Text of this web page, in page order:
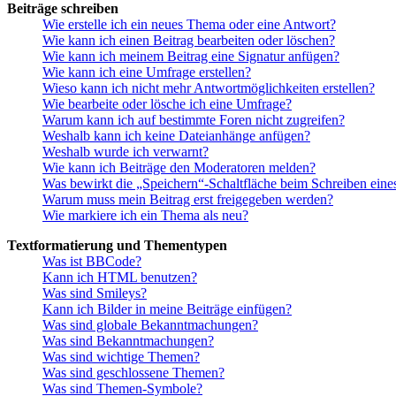
Beiträge schreiben
Wie erstelle ich ein neues Thema oder eine Antwort?
Wie kann ich einen Beitrag bearbeiten oder löschen?
Wie kann ich meinem Beitrag eine Signatur anfügen?
Wie kann ich eine Umfrage erstellen?
Wieso kann ich nicht mehr Antwortmöglichkeiten erstellen?
Wie bearbeite oder lösche ich eine Umfrage?
Warum kann ich auf bestimmte Foren nicht zugreifen?
Weshalb kann ich keine Dateianhänge anfügen?
Weshalb wurde ich verwarnt?
Wie kann ich Beiträge den Moderatoren melden?
Was bewirkt die „Speichern“-Schaltfläche beim Schreiben
Warum muss mein Beitrag erst freigegeben werden?
Wie markiere ich ein Thema als neu?
Textformatierung und Thementypen
Was ist BBCode?
Kann ich HTML benutzen?
Was sind Smileys?
Kann ich Bilder in meine Beiträge einfügen?
Was sind globale Bekanntmachungen?
Was sind Bekanntmachungen?
Was sind wichtige Themen?
Was sind geschlossene Themen?
Was sind Themen-Symbole?